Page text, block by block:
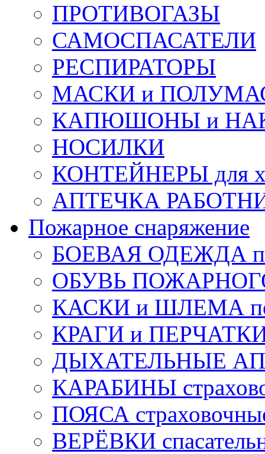
ПРОТИВОГАЗЫ
САМОСПАСАТЕЛИ
РЕСПИРАТОРЫ
МАСКИ и
КАПЮШОНЫ и
НОСИЛКИ
КОНТЕЙНЕРЫ для
АПТЕЧКА
Пожарное снаряжение
БОЕВАЯ ОДЕЖДА
ОБУВЬ
КАСКИ и ШЛЕМА
КРАГИ и ПЕРЧАТКИ
ДЫХАТЕЛЬНЫЕ
КАРАБИНЫ
ПОЯСА
ВЕРЁВКИ